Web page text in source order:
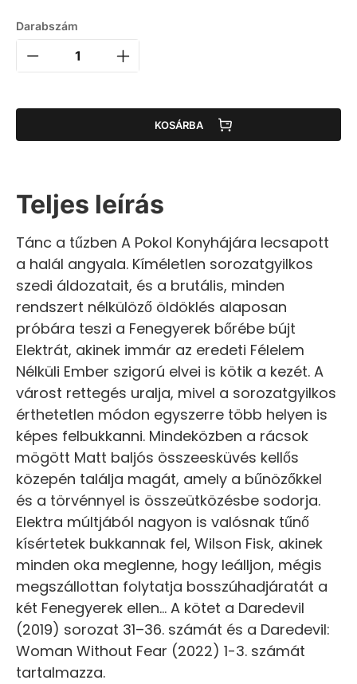
Darabszám
KOSÁRBA
Teljes leírás
Tánc a tűzben A Pokol Konyhájára lecsapott
a halál angyala. Kíméletlen sorozatgyilkos
szedi áldozatait, és a brutális, minden
rendszert nélkülöző öldöklés alaposan
próbára teszi a Fenegyerek bőrébe bújt
Elektrát, akinek immár az eredeti Félelem
Nélküli Ember szigorú elvei is kötik a kezét. A
várost rettegés uralja, mivel a sorozatgyilkos
érthetetlen módon egyszerre több helyen is
képes felbukkanni. Mindeközben a rácsok
mögött Matt baljós összeesküvés kellős
közepén találja magát, amely a bűnözőkkel
és a törvénnyel is összeütközésbe sodorja.
Elektra múltjából nagyon is valósnak tűnő
kísértetek bukkannak fel, Wilson Fisk, akinek
minden oka meglenne, hogy leálljon, mégis
megszállottan folytatja bosszúhadjáratát a
két Fenegyerek ellen… A kötet a Daredevil
(2019) sorozat 31–36. számát és a Daredevil:
Woman Without Fear (2022) 1-3. számát
tartalmazza.